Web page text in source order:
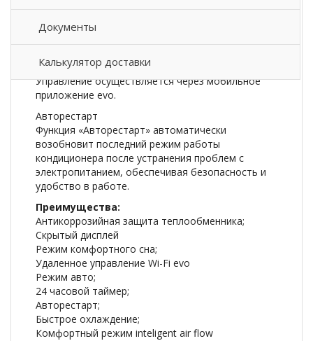
Документы
Калькулятор доставки
Wi-Fi управление (evo)
другой совместимой бытовой техникой Haier.
Управление осуществляется через мобильное
приложение evo.
Авторестарт
Функция «Авторестарт» автоматически
возобновит последний режим работы
кондиционера после устранения проблем с
электропитанием, обеспечивая безопасность и
удобство в работе.
Преимущества:
Антикоррозийная защита теплообменника;
Скрытый дисплей
Режим комфортного сна;
Удаленное управление Wi-Fi evo
Режим авто;
24 часовой таймер;
Авторестарт;
Быстрое охлаждение;
Комфортный режим inteligent air flow